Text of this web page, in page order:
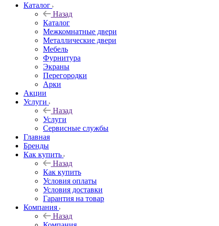
Каталог
Назад
Каталог
Межкомнатные двери
Металлические двери
Мебель
Фурнитура
Экраны
Перегородки
Арки
Акции
Услуги
Назад
Услуги
Сервисные службы
Главная
Бренды
Как купить
Назад
Как купить
Условия оплаты
Условия доставки
Гарантия на товар
Компания
Назад